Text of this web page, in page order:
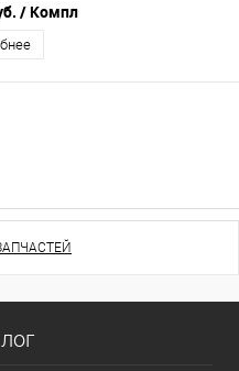
/ Компл